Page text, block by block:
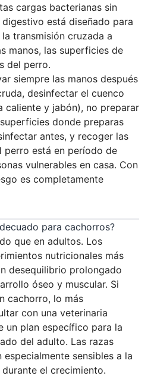
cargas bacterianas sin
está diseñado para
transmisión cruzada a
manos, las superficies de
del perro.
siempre las manos después
desinfectar el cuenco
caliente y jabón), no preparar
donde preparas
antes, y recoger las
perro está en período de
vulnerables en casa. Con
es completamente
para cachorros?
que en adultos. Los
nutricionales más
desequilibrio prolongado
óseo y muscular. Si
cachorro, lo más
con una veterinaria
un plan específico para la
del adulto. Las razas
sensibles a la
el crecimiento.